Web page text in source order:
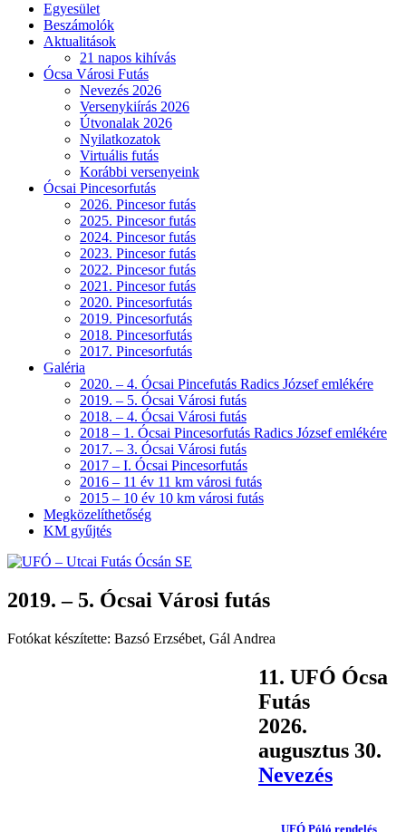
Egyesület
Beszámolók
Aktualitások
21 napos kihívás
Ócsa Városi Futás
Nevezés 2026
Versenykiírás 2026
Útvonalak 2026
Nyilatkozatok
Virtuális futás
Korábbi versenyeink
Ócsai Pincesorfutás
2026. Pincesor futás
2025. Pincesor futás
2024. Pincesor futás
2023. Pincesor futás
2022. Pincesor futás
2021. Pincesor futás
2020. Pincesorfutás
2019. Pincesorfutás
2018. Pincesorfutás
2017. Pincesorfutás
Galéria
2020. – 4. Ócsai Pincefutás Radics József emlékére
2019. – 5. Ócsai Városi futás
2018. – 4. Ócsai Városi futás
2018 – 1. Ócsai Pincesorfutás Radics József emlékére
2017. – 3. Ócsai Városi futás
2017 – I. Ócsai Pincesorfutás
2016 – 11 év 11 km városi futás
2015 – 10 év 10 km városi futás
Megközelíthetőség
KM gyűjtés
2019. – 5. Ócsai Városi futás
Fotókat készítette: Bazsó Erzsébet, Gál Andrea
11. UFÓ Ócsa
Futás
2026.
augusztus 30.
Nevezés
UFÓ Póló rendelés